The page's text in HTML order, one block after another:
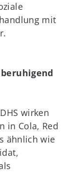
mit
wirken
in Cola, Red
ähnlich wie